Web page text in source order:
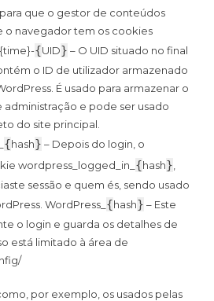
que o gestor de conteúdos
o navegador tem os cookies
{UID} – O UID situado no final
o ID de utilizador armazenado
É usado para armazenar o
e pode ser usado
do site principal.
{hash} – Depois do login, o
wordpress_logged_in_ {hash}
sessão e quem és, sendo usado
WordPress_ {hash} – Este
o login e guarda os detalhes de
está limitado à área de
por exemplo, os usados pelas